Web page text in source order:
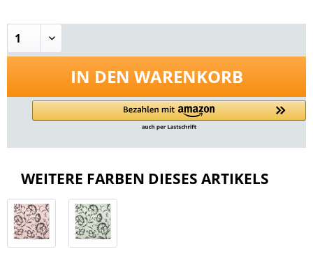
IN DEN WARENKORB
WEITERE FARBEN DIESES ARTIKELS